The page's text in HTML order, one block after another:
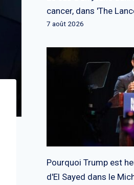
cancer, dans 'The
7 août 2026
Pourquoi Trump est
d'El Sayed dans le